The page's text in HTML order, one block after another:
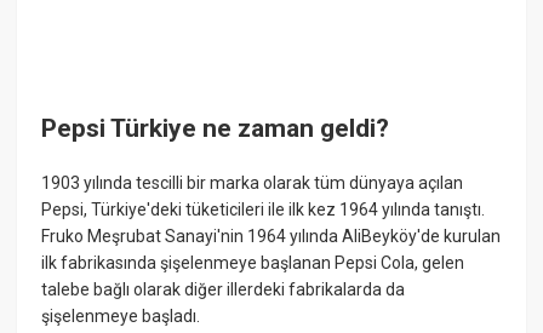
Pepsi Türkiye ne zaman geldi?
1903 yılında tescilli bir marka olarak tüm dünyaya açılan
Pepsi, Türkiye'deki tüketicileri ile ilk kez 1964 yılında tanıştı.
Fruko Meşrubat Sanayi'nin 1964 yılında AliBeyköy'de kurulan
ilk fabrikasında şişelenmeye başlanan Pepsi Cola, gelen
talebe bağlı olarak diğer illerdeki fabrikalarda da
şişelenmeye başladı.